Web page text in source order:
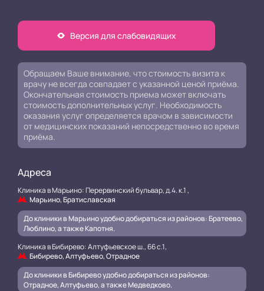
Версия для слабовидящих
Обращаем Ваше внимание, что стоимость визита к
врачу не всегда совпадает с указанной ценой приёма.
Окончательная стоимость приема может включать
стоимость дополнительных услуг. Необходимость
оказания услуг определяется врачом в зависимости
от медицинских показаний непосредственно во время
приёма.
Адреса
Клиника в Марьино: Перервинский бульвар, д.4. к.1 ,
Марьино, Братиславская
До клиники в Марьино удобно добираться из районов: Братеево,
Люблино, а также Капотня.
Клиника в Бибирево: Алтуфьевское ш., 66 с.1,
Бибирево, Алтуфьево, Отрадное
До клиники в Бибирево удобно добираться из районов:
Отрадное, Алтуфьево, а также Медведково.